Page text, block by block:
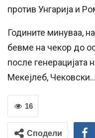
против Унгарија и
Годините минуваа,
бевме на чекор до
после генерацијата
Мекејлеб, Чековски…
16
Сподели